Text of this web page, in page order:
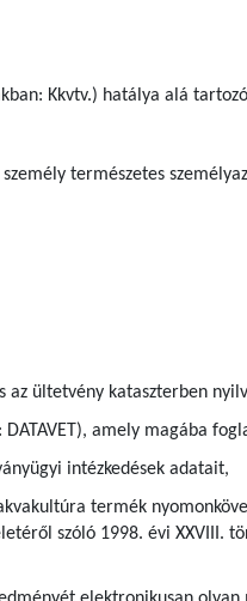
Kkvtv.) hatálya alá
természetes
ültetvény kataszterben
amely magába
intézkedések adatait,
termék
szóló 1998. évi XXVIII.